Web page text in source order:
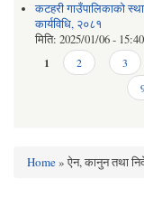
कटहरी गाउँपालिकाको
कार्यविधि, २०८१
मिति: 2025/01/06 - 15:40
Pages
1 2 3
You are here
Home» ऐन, कानुन तथा